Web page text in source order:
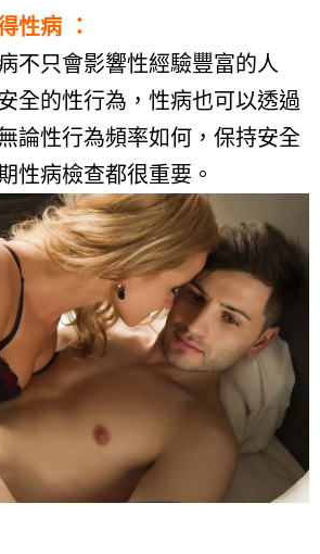
性病 ：
不只會影響性經驗豐富的人
全的性行為，性病也可以透過
論性行為頻率如何，保持安全
性病檢查都很重要。